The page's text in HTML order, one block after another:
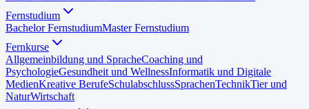
Fernstudium
Bachelor FernstudiumMaster Fernstudium
Fernkurse
Allgemeinbildung und SpracheCoaching und
PsychologieGesundheit und WellnessInformatik und Digitale
MedienKreative BerufeSchulabschlussSprachenTechnikTier und
NaturWirtschaft